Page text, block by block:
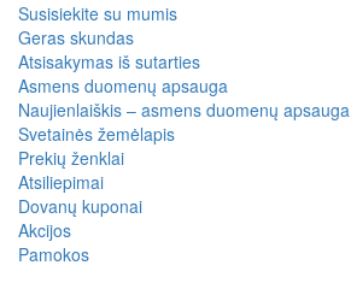
Susisiekite su mumis
Geras skundas
Atsisakymas iš sutarties
Asmens duomenų apsauga
Naujienlaiškis – asmens duomenų apsauga
Svetainės žemėlapis
Prekių ženklai
Atsiliepimai
Dovanų kuponai
Akcijos
Pamokos